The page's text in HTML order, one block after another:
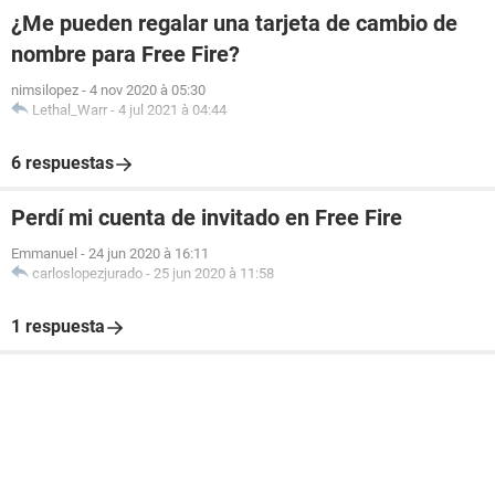
¿Me pueden regalar una tarjeta de cambio de
nombre para Free Fire?
nimsilopez - 4 nov 2020 à 05:30
Lethal_Warr - 4 jul 2021 à 04:44
6 respuestas
Perdí mi cuenta de invitado en Free Fire
Emmanuel - 24 jun 2020 à 16:11
carloslopezjurado - 25 jun 2020 à 11:58
1 respuesta